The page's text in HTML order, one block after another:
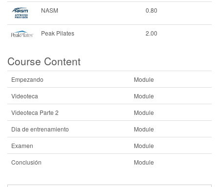
NASM 0.80
Peak Pilates 2.00
Course Content
Empezando
Module
Videoteca
Module
Videoteca Parte 2
Module
Dia de entrenamiento
Module
Examen
Module
Conclusión
Module